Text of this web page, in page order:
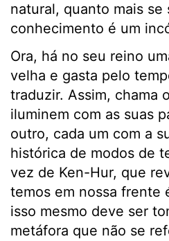
natural, quanto mais se
conhecimento é um
Ora, há no seu reino
velha e gasta pelo
traduzir. Assim, chama
iluminem com as suas
outro, cada um com a
histórica de modos de
vez de Ken-Hur, que
temos em nossa frente
isso mesmo deve ser
metáfora que não se